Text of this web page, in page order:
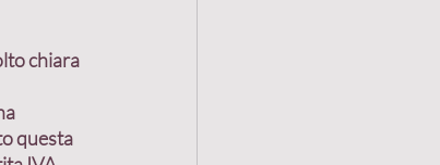
chiara
questa